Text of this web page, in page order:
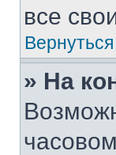
все
» На